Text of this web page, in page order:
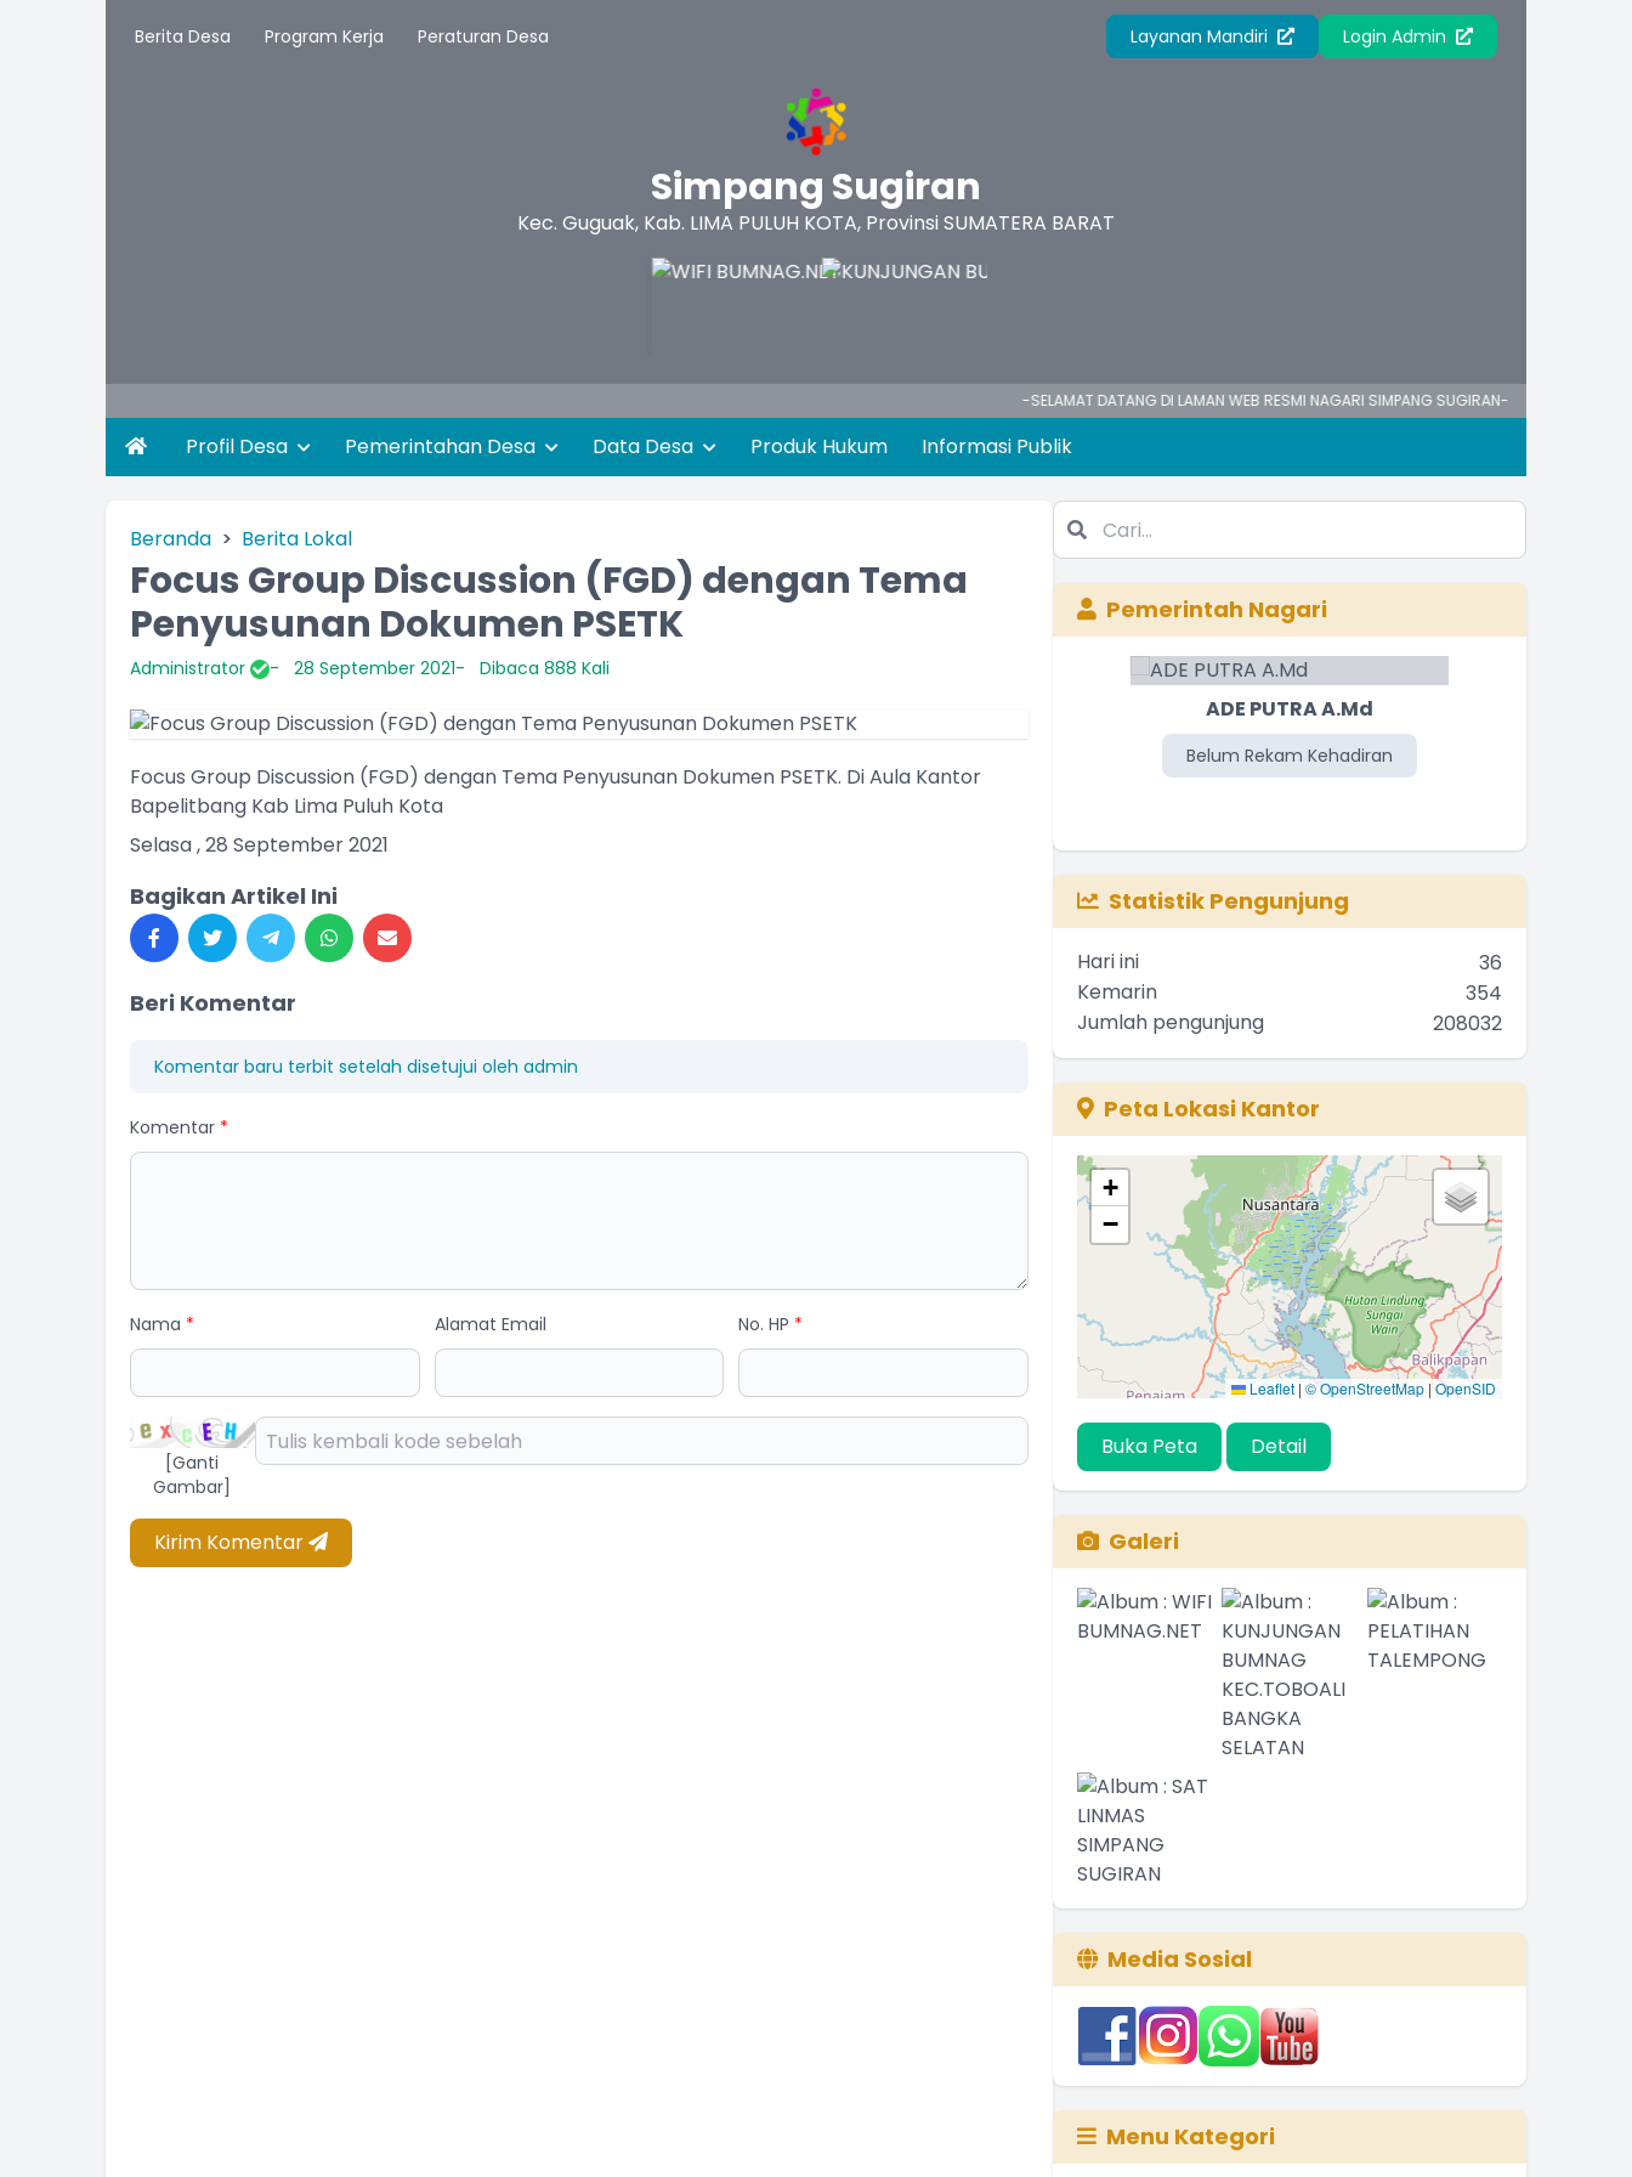
Berita Desa Program Kerja Peraturan Desa Layanan Mandiri Login Admin
Simpang Sugiran
Kec. Guguak, Kab. LIMA PULUH KOTA, Provinsi SUMATERA BARAT
-SELAMAT DATANG DI LAMAN WEB RESMI NAGARI SIMPANG SUGIRAN-
Profil Desa Pemerintahan Desa Data Desa Produk Hukum Informasi Publik
Beranda Berita Lokal
Focus Group Discussion (FGD) dengan Tema
Penyusunan Dokumen PSETK
Administrator 28 September 2021 Dibaca 888 Kali
Focus Group Discussion (FGD) dengan Tema Penyusunan Dokumen PSETK. Di Aula Kantor
Bapelitbang Kab Lima Puluh Kota
Selasa , 28 September 2021
Bagikan Artikel Ini
Beri Komentar
Komentar baru terbit setelah disetujui oleh admin
Komentar *
Nama * Alamat Email No. HP *
[Ganti
Gambar]
Kirim Komentar
Pemerintah Nagari
AGIL KURNIAWAN A.Md
KEPALA JORONG LOKUANG
Belum Rekam Kehadiran
Belum Rekam Kehadiran
ADE PUTRA A.Md
Belum Rekam Kehadiran
Statistik Pengunjung
Hari ini
36
Kemarin
354
Jumlah pengunjung
208032
Peta Lokasi Kantor
+
−
Leaflet | © OpenStreetMap |OpenSID
Buka Peta Detail
Galeri
Media Sosial
Menu Kategori